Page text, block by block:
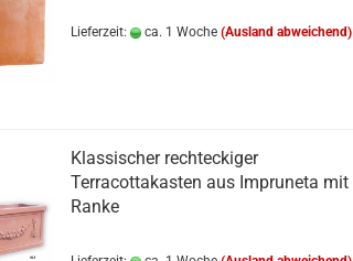
Lieferzeit: ca. 1 Woche (Ausland abweichend)
Klassischer rechteckiger
Terracottakasten aus Impruneta mit
Ranke